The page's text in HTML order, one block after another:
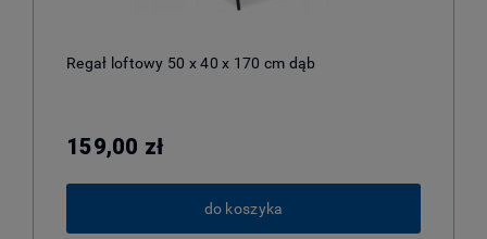
Regał loftowy 50 x 40 x 170 cm dąb
159,00 zł
do koszyka